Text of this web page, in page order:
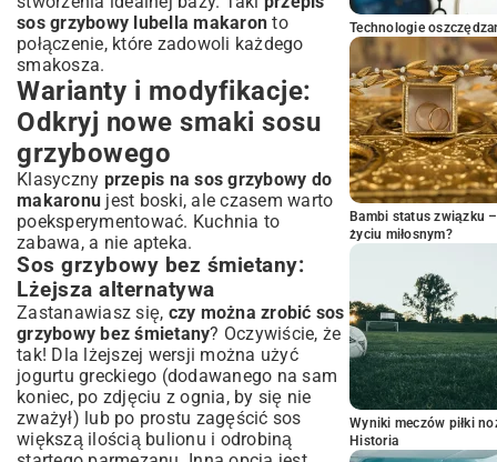
sos grzybowy lubella makaron to
połączenie, które zadowoli każdego
smakosza.
Warianty i modyfikacje:
Odkryj nowe smaki sosu
grzybowego
Klasyczny przepis na sos grzybowy do
makaronu jest boski, ale czasem warto
poeksperymentować. Kuchnia to
zabawa, a nie apteka.
Sos grzybowy bez śmietany:
Lżejsza alternatywa
Zastanawiasz się, czy można zrobić sos
grzybowy bez śmietany? Oczywiście, że
tak! Dla lżejszej wersji można użyć
jogurtu greckiego (dodawanego na sam
koniec, po zdjęciu z ognia, by się nie
zważył) lub po prostu zagęścić sos
większą ilością bulionu i odrobiną
Technologie
Bambi status związku
życiu miłosnym?
Wyniki meczów piłki
Historia